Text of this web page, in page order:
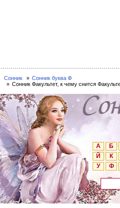
Сонник
Сонник буква Ф
Сонник Факультет, к чему снится
А Б
Й
К
У
Ф